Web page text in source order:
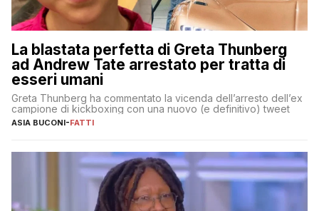
La blastata perfetta di Greta Thunberg
ad Andrew Tate arrestato per tratta di
esseri umani
Greta Thunberg ha commentato la vicenda dell’arresto dell’ex
campione di kickboxing con una nuovo (e definitivo) tweet
ASIA BUCONI-FATTI